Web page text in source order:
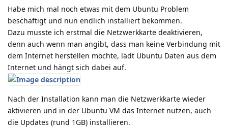
Habe mich mal noch etwas mit dem Ubuntu Problem
beschäftigt und nun endlich installiert bekommen.
Dazu musste ich erstmal die Netzwerkkarte deaktivieren,
denn auch wenn man angibt, dass man keine Verbindung mit
dem Internet herstellen möchte, lädt Ubuntu Daten aus dem
Internet und hängt sich dabei auf.
Nach der Installation kann man die Netzwerkkarte wieder
aktivieren und in der Ubuntu VM das Internet nutzen, auch
die Updates (rund 1GB) installieren.